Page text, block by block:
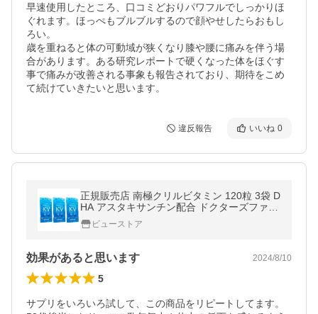
早速使用したところ、口コミどおりパワフルでしっかりほ
ぐれます。ほっぺもブルブルするので顔やせしたらおもし
ろい。
歳を重ねると体の可動域が狭くなり膝や腰に痛みを伴う場
合があります。ある研究レポートで硬くなった体をほぐす
事で痛みが改善される事象も報告されており、期待をこめ
て続けていきたいと思います。
違反報告 いいね 0
正規販売店 南極クリルビタミン 120粒 3袋 D
HA アスタキサンチン配合 ドクターズファー
マシー 到着日時・時間指定不可【365日ヤマ
ト佐川便倉庫出荷】ネコポス便
ビューストア
効果があると思います 2024/8/10
5
サプリをいろいろ試して、この商品をリピートしてます。